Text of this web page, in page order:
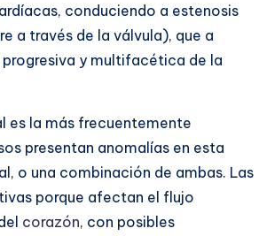
conduciendo a estenosis
a través de la válvula), que a
y multifacética de la
es la más frecuentemente
presentan anomalías en esta
o una combinación de ambas. Las
porque afectan el flujo
corazón, con posibles